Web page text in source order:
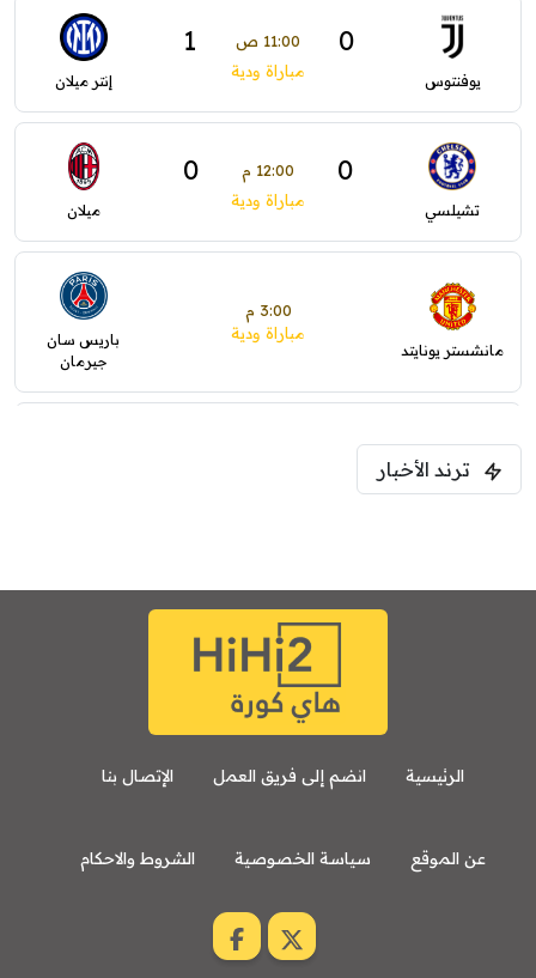
يوفنتوس
0 11:00 ص 1
مباراة ودية إنتر ميلان
تشيلسي
0 12:00 م 0
مباراة ودية ميلان
مانشستر يونايتد
3:00 م
مباراة ودية
باريس سان
جيرمان
فرينتسفاروشي
8:00 م
مباراة ودية
ترند الأخبار
الرئيسية انضم إلى فريق العمل الإتصال بنا
عن الموقع سياسة الخصوصية الشروط والاحكام